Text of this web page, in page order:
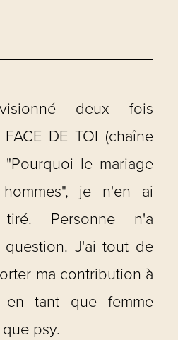
deux fois
DE TOI (chaîne
"Pourquoi le mariage
je n'en ai
Personne n'a
J'ai tout de
ma contribution à
en tant que femme
psy.